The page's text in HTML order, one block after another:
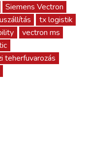
Siemens Vectron
tx logistik
vectron ms
teherfuvarozás